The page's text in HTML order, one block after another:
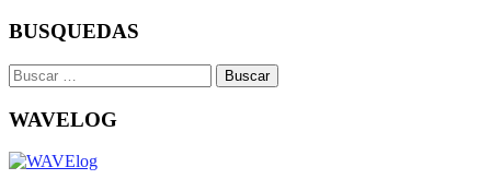
BUSQUEDAS
Buscar:
WAVELOG